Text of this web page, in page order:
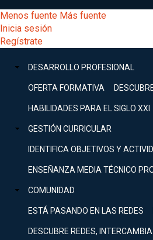
al
contenido
principal
[Educarchile
Escritorio]
Menú
entrar
Menos fuente Más fuente
Inicia sesión
Regístrate
Menú
principal
DESARROLLO PROFESIONAL
OFERTA FORMATIVA
HABILIDADES PARA EL SIGLO XXI
GESTIÓN CURRICULAR
IDENTIFICA OBJETIVOS Y
ENSEÑANZA MEDIA TÉCNICO
COMUNIDAD
ESTÁ PASANDO EN LAS REDES
DESCUBRE REDES,
Buscar
Menú
principal
DESARROLLO
Expand
GESTIÓN
Expand
COMUNIDAD
Expand
EXPLORACIÓN
[Educarchile
Inicia